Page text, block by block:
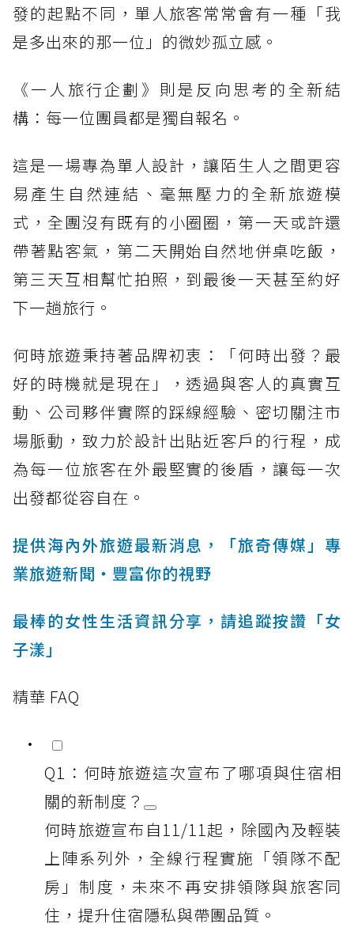
發的起點不同，單人旅客常常會有一種「我
是多出來的那一位」的微妙孤立感。
《一人旅行企劃》則是反向思考的全新結
構：每一位團員都是獨自報名。
這是一場專為單人設計，讓陌生人之間更容
易產生自然連結、毫無壓力的全新旅遊模
式，全團沒有既有的小圈圈，第一天或許還
帶著點客氣，第二天開始自然地併桌吃飯，
第三天互相幫忙拍照，到最後一天甚至約好
下一趟旅行。
何時旅遊秉持著品牌初衷：「何時出發？最
好的時機就是現在」，透過與客人的真實互
動、公司夥伴實際的踩線經驗、密切關注市
場脈動，致力於設計出貼近客戶的行程，成
為每一位旅客在外最堅實的後盾，讓每一次
出發都從容自在。
提供海內外旅遊最新消息，「旅奇傳媒」專
業旅遊新聞‧豐富你的視野
最棒的女性生活資訊分享，請追蹤按讚「女
子漾」
精華 FAQ
Q1：何時旅遊這次宣布了哪項與住宿相
關的新制度？
何時旅遊宣布自11/11起，除國內及輕裝
上陣系列外，全線行程實施「領隊不配
房」制度，未來不再安排領隊與旅客同
住，提升住宿隱私與帶團品質。